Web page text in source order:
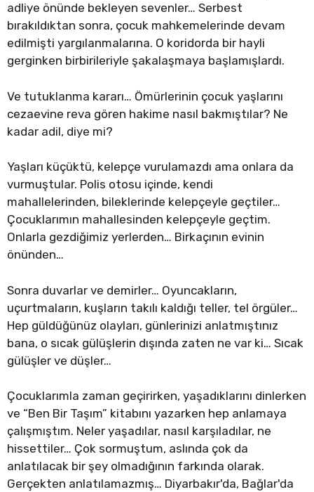
adliye önünde bekleyen sevenler… Serbest
bırakıldıktan sonra, çocuk mahkemelerinde devam
edilmişti yargılanmalarına. O koridorda bir hayli
gerginken birbirileriyle şakalaşmaya başlamışlardı.
Ve tutuklanma kararı… Ömürlerinin çocuk yaşlarını
cezaevine reva gören hakime nasıl bakmıştılar? Ne
kadar adil, diye mi?
Yaşları küçüktü, kelepçe vurulamazdı ama onlara da
vurmuştular. Polis otosu içinde, kendi
mahallelerinden, bileklerinde kelepçeyle geçtiler…
Çocuklarımın mahallesinden kelepçeyle geçtim.
Onlarla gezdiğimiz yerlerden… Birkaçının evinin
önünden…
Sonra duvarlar ve demirler… Oyuncakların,
uçurtmaların, kuşların takılı kaldığı teller, tel örgüler…
Hep güldüğünüz olayları, günlerinizi anlatmıştınız
bana, o sıcak gülüşlerin dışında zaten ne var ki… Sıcak
gülüşler ve düşler…
Çocuklarımla zaman geçirirken, yaşadıklarını dinlerken
ve “Ben Bir Taşım” kitabını yazarken hep anlamaya
çalışmıştım. Neler yaşadılar, nasıl karşıladılar, ne
hissettiler… Çok sormuştum, aslında çok da
anlatılacak bir şey olmadığının farkında olarak.
Gerçekten anlatılamazmış… Diyarbakır'da, Bağlar'da